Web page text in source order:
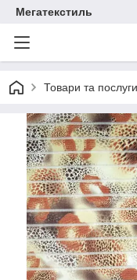
Мегатекстиль
Товари та послуги